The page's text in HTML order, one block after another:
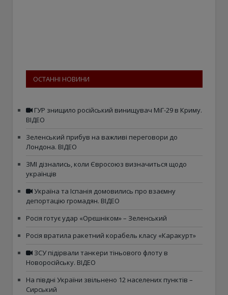
ОСТАННІ НОВИНИ
ГУР знищило російський винищувач МіГ-29 в Криму.
ВІДЕО
Зеленський прибув на важливі переговори до
Лондона. ВІДЕО
ЗМІ дізнались, коли Євросоюз визначиться щодо
українців
Україна та Іспанія домовились про взаємну
депортацію громадян. ВІДЕО
Росія готує удар «Орєшніком» – Зеленський
Росія вратила ракетний корабель класу «Каракурт»
ЗСУ підірвали танкери тіньового флоту в
Новоросійську. ВІДЕО
На півдні України звільнено 12 населених пунктів –
Сирський